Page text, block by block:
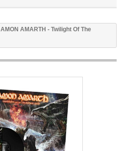
AMON AMARTH - Twilight Of The